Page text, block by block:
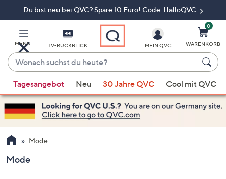
Du bist neu bei QVC? Spare 10 Euro! Code: HalloQVC
MENÜ TV-RÜCKBLICK
Wonach
suchst
du
heute?
Vorschläge
verfügbar
sind,
verwenden
Sie
Pfeiltasten
MEIN QVC
0
WARENKORB
Tagesangebot Neu 30 Jahre QVC Cool mit QVC
Mode
Mode